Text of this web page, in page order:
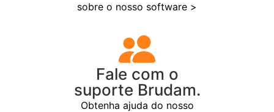
sobre o nosso software >
Fale com o
suporte Brudam.
Obtenha ajuda do nosso